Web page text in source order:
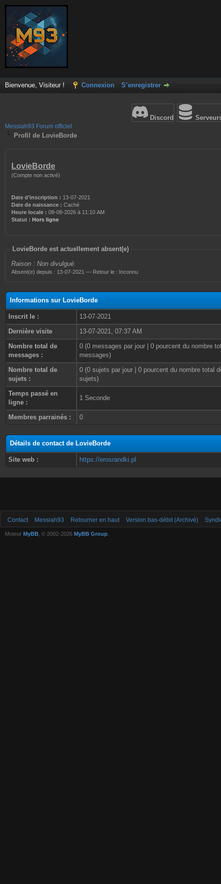
Bienvenue, Visiteur ! Connexion S’enregistrer
Discord
Messiah93 Forum officiel
Profil de LovieBorde
LovieBorde
(Compte non activé)
Date d’inscription : 13-07-2021
Date de naissance : Caché
Heure locale : 08-08-2026 à 11:10 AM
Statut : Hors ligne
LovieBorde est actuellement absent(e)
Raison : Non divulgué.
Absent(e) depuis : 13-07-2021 — Retour le : Inconnu
Informations sur LovieBorde
Inscrit le :
13-07-2021
Dernière visite
13-07-2021, 07:37 AM
Nombre total de
messages :
0 (0 messages par jour | 0 pourcent du nombre
messages)
Nombre total de
sujets :
0 (0 sujets par jour | 0 pourcent du nombre total
sujets)
Temps passé en
ligne :
1 Seconde
Membres parrainés : 0
Détails de contact de LovieBorde
Site web : https://erosrandki.pl
Contact Messiah93 Retourner en haut Version bas-débit (Archivé)
Moteur MyBB , © 2002-2026 MyBB Group